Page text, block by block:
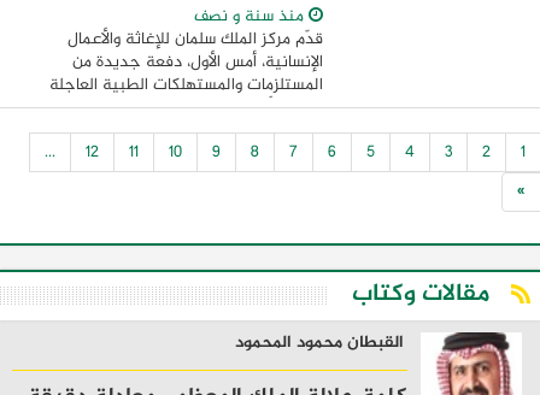
منذ سنة و نصف
قدّم مركز الملك سلمان للإغاثة والأعمال
الإنسانية، أمس الأول، دفعة جديدة من
المستلزمات والمستهلكات الطبية العاجلة
لوكالة الأمم المتحدة لإغاثة وتشغيل اللاجئين
الفلسطينيين (الأونروا) وجمعية الهلال ...
1
2
3
4
5
6
7
8
9
10
11
12
...
»
مقالات وكتاب
القبطان محمود المحمود